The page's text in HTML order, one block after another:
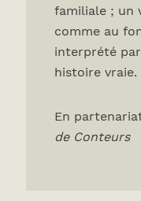
familiale ; un
comme au
interprété par
histoire vraie.
En
de Conteurs